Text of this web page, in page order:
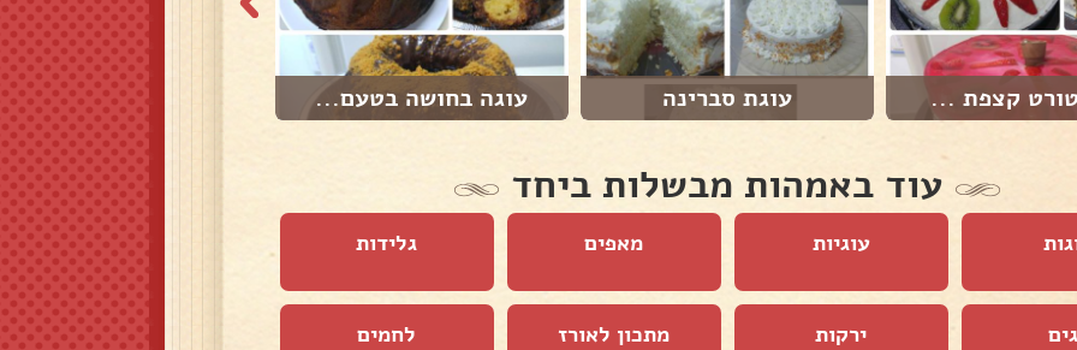
קצפת ... עוגת סברינה עוגה בחושה בטעם...
עוד באמהות מבשלות ביחד
עוגיות מאפים גלידות
ירקות מתכון לאורז לחמים